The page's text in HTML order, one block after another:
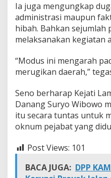
g
a
h
k
e
e
j
t
i
L
a
m
u
g
Ia juga mengungkap
administrasi maupun
hibah. Bahkan sejumlah
melaksanakan kegiatan
“Modus ini mengarah
merugikan daerah,”
Seno berharap Kejati
Danang Suryo Wibowo
itu secara tuntas untuk
oknum pejabat yang
Post Views: 101
BACA JUGA: DPP